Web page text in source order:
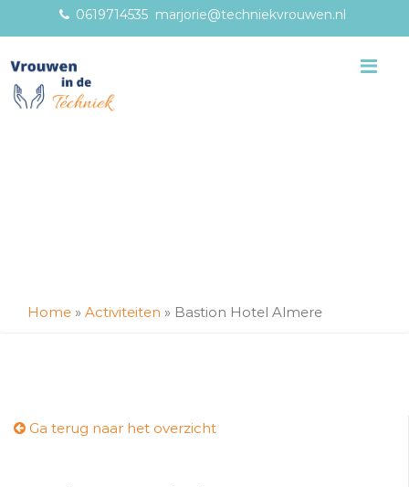
0619714535 marjorie@techniekvrouwen.nl
Home » Activiteiten » Bastion Hotel Almere
Ga terug naar het overzicht